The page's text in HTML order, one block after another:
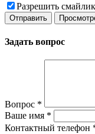
Разрешить
Задать вопрос
Вопрос *
Ваше имя *
Контактный телефон